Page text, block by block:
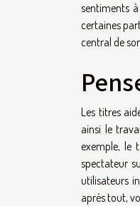
sentiments
certaines
central de
Les titres
ainsi le
exemple, le
spectateur
utilisateurs
après tout,